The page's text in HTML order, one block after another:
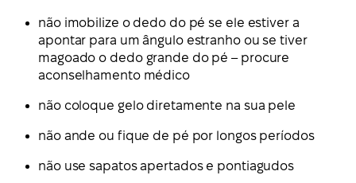
não imobilize o dedo do pé se ele estiver a
apontar para um ângulo estranho ou se tiver
magoado o dedo grande do pé – procure
aconselhamento médico
não coloque gelo diretamente na sua pele
não ande ou fique de pé por longos períodos
não use sapatos apertados e pontiagudos